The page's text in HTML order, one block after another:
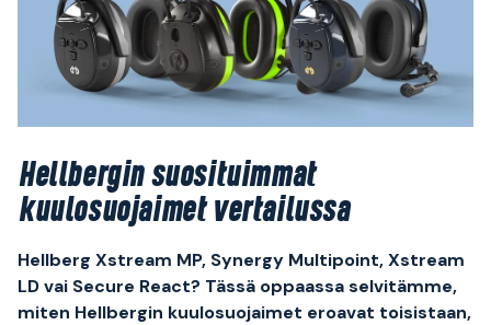
Hellbergin suosituimmat
kuulosuojaimet vertailussa
Hellberg Xstream MP, Synergy Multipoint, Xstream
LD vai Secure React? Tässä oppaassa selvitämme,
miten Hellbergin kuulosuojaimet eroavat toisistaan,